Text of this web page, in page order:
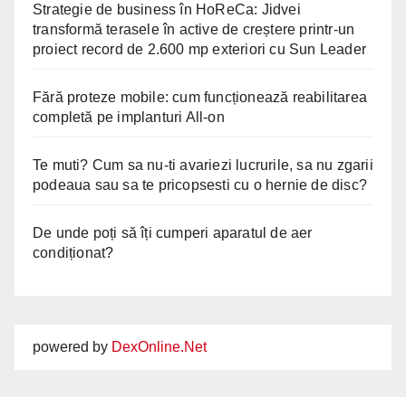
Strategie de business în HoReCa: Jidvei
transformă terasele în active de creștere printr-un
proiect record de 2.600 mp exteriori cu Sun Leader
Fără proteze mobile: cum funcționează reabilitarea
completă pe implanturi All-on
Te muti? Cum sa nu-ti avariezi lucrurile, sa nu zgarii
podeaua sau sa te pricopsesti cu o hernie de disc?
De unde poți să îți cumperi aparatul de aer
condiționat?
powered by DexOnline.Net